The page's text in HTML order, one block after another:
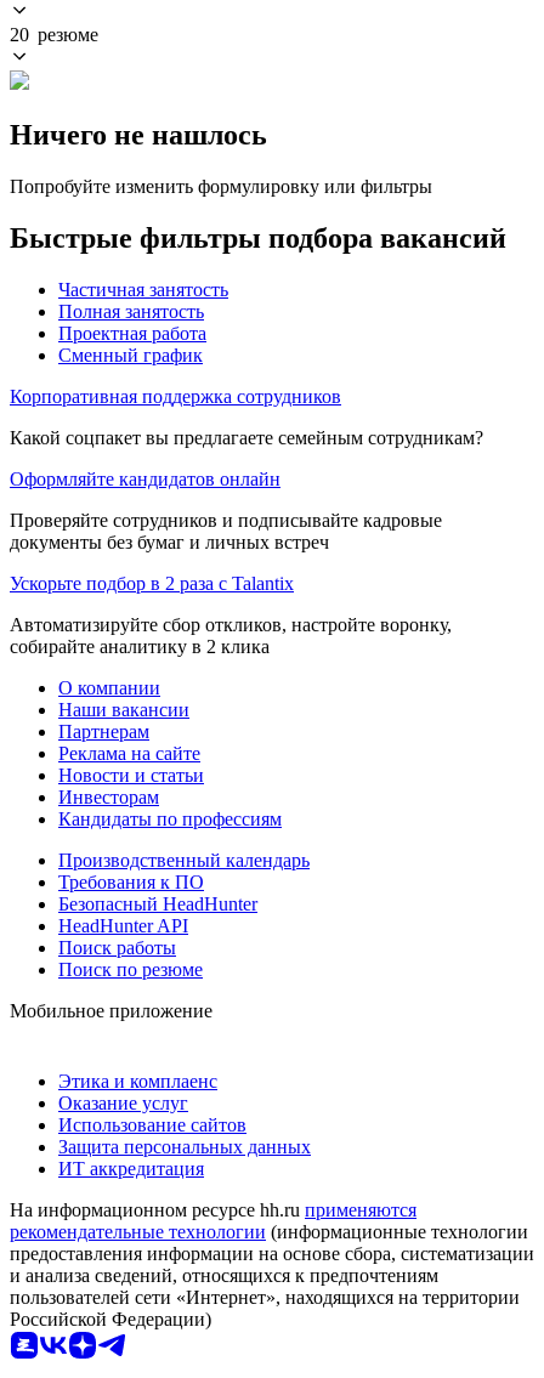
20 резюме
Ничего не нашлось
Попробуйте изменить формулировку или фильтры
Быстрые фильтры подбора вакансий
Частичная занятость
Полная занятость
Проектная работа
Сменный график
Корпоративная поддержка сотрудников
Какой соцпакет вы предлагаете семейным сотрудникам?
Оформляйте кандидатов онлайн
Проверяйте сотрудников и подписывайте кадровые
документы без бумаг и личных встреч
Ускорьте подбор в 2 раза с Talantix
Автоматизируйте сбор откликов, настройте воронку,
собирайте аналитику в 2 клика
О компании
Наши вакансии
Партнерам
Реклама на сайте
Новости и статьи
Инвесторам
Кандидаты по профессиям
Производственный календарь
Требования к ПО
Безопасный HeadHunter
HeadHunter API
Поиск работы
Поиск по резюме
Мобильное приложение
Этика и комплаенс
Оказание услуг
Использование сайтов
Защита персональных данных
ИТ аккредитация
На информационном ресурсе hh.ru применяются
рекомендательные технологии (информационные технологии
предоставления информации на основе сбора, систематизации
и анализа сведений, относящихся к предпочтениям
пользователей сети «Интернет», находящихся на территории
Российской Федерации)